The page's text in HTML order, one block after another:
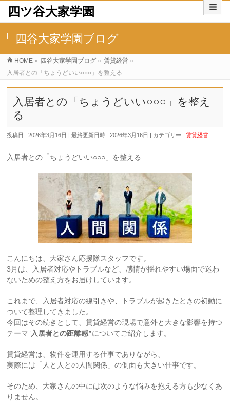
四ツ谷大家学園
四谷大家学園ブログ
HOME » 四谷大家学園ブログ » 賃貸経営 »
入居者との「ちょうどいい○○○」を整える
入居者との「ちょうどいい○○○」を整え
る
投稿日 : 2026年3月16日 最終更新日時 : 2026年3月16日 カテゴリー :賃貸経営
入居者との「ちょうどいい○○○」を整える
こんにちは、大家さん応援隊スタッフです。
3月は、入居者対応やトラブルなど、感情が揺れやすい場面で迷わ
ないための整え方をお届けしています。
これまで、入居者対応の線引きや、トラブルが起きたときの初動に
ついて整理してきました。
今回はその続きとして、賃貸経営の現場で意外と大きな影響を持つ
テーマ”入居者との距離感”についてご紹介します。
賃貸経営は、物件を運用する仕事でありながら、
実際には「人と人との人間関係」の側面も大きい仕事です。
そのため、大家さんの中には次のような悩みを抱える方も少なくあ
りません。